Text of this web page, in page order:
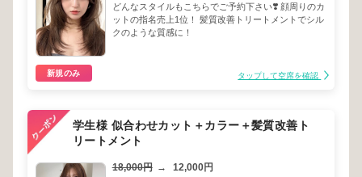
どんなスタイルもこちらでご予約下さい❣️ 顔周りのカ
ットの指名売上1位！ 髪質改善トリートメントでシル
クのような質感に！
新規のみ タップして空席を確認
学生様 似合わせカット＋カラー＋髪質改善ト
リートメント
18,000円 → 12,000円